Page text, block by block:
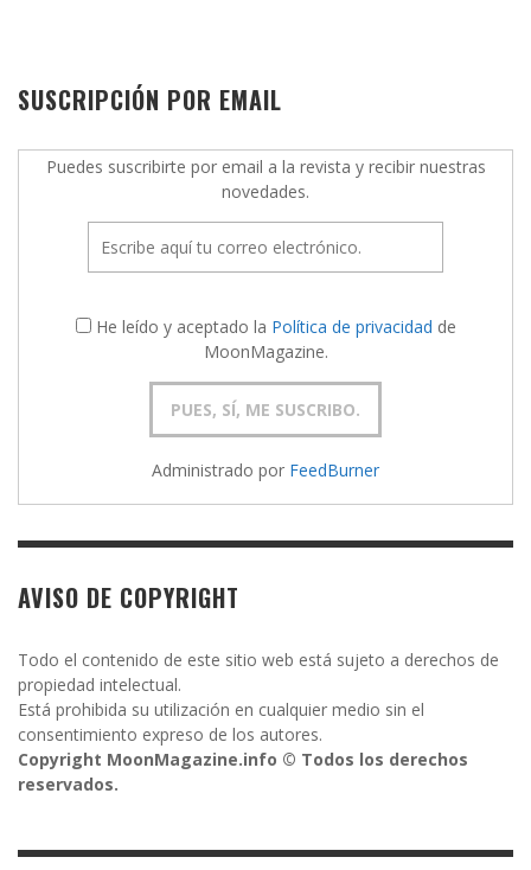
SUSCRIPCIÓN POR EMAIL
Puedes suscribirte por email a la revista y recibir nuestras
novedades.
He leído y aceptado la Política de privacidad de
MoonMagazine.
Administrado por FeedBurner
AVISO DE COPYRIGHT
Todo el contenido de este sitio web está sujeto a derechos de
propiedad intelectual.
Está prohibida su utilización en cualquier medio sin el
consentimiento expreso de los autores.
Copyright MoonMagazine.info © Todos los derechos
reservados.